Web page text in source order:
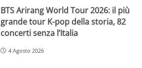
BTS Arirang World Tour 2026: il più
grande tour K-pop della storia, 82
concerti senza l’Italia
4 Agosto 2026